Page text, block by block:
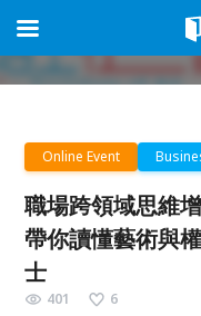
Online Event
職場跨領域思維
帶你讀懂藝術與
士
401 6